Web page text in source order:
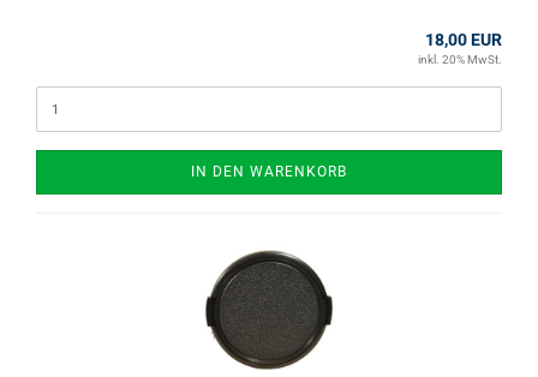
18,00 EUR
inkl. 20% MwSt.
IN DEN WARENKORB